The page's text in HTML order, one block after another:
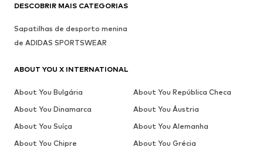
DESCOBRIR MAIS CATEGORIAS
Sapatilhas de desporto menina
de ADIDAS SPORTSWEAR
ABOUT YOU X INTERNATIONAL
About You Bulgária
About You República Checa
About You Dinamarca
About You Áustria
About You Suíça
About You Alemanha
About You Chipre
About You Grécia